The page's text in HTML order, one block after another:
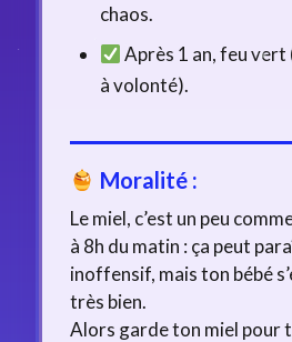
chaos.
Après 1 an, feu
à volonté).
Moralité :
Le miel, c’est un peu
à 8h du matin : ça peut
inoffensif, mais ton bébé
très bien.
Alors garde ton miel pour